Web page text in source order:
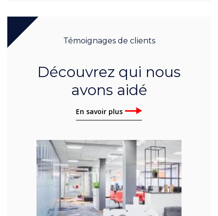
Témoignages de clients
Découvrez qui nous
avons aidé
En savoir plus